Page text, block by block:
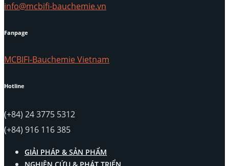
info@mcbifi-bauchemie.vn
Fanpage
MCBIFI-Bauchemie Vietnam
Hotline
(+84) 24 3775 5312
(+84) 916 116 385
GIẢI PHÁP & SẢN PHẨM